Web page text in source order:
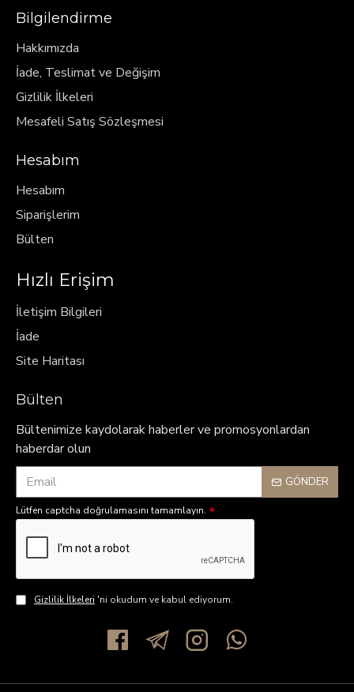
Bilgilendirme
Hakkımızda
İade, Teslimat ve Değişim
Gizlilik İlkeleri
Mesafeli Satış Sözleşmesi
Hesabım
Hesabım
Siparişlerim
Bülten
Hızlı Erişim
İletişim Bilgileri
İade
Site Haritası
Bülten
Bültenimize kaydolarak haberler ve promosyonlardan
haberdar olun
GÖNDER
Lütfen captcha doğrulamasını tamamlayın.
Gizlilik İlkeleri 'ni okudum ve kabul ediyorum.